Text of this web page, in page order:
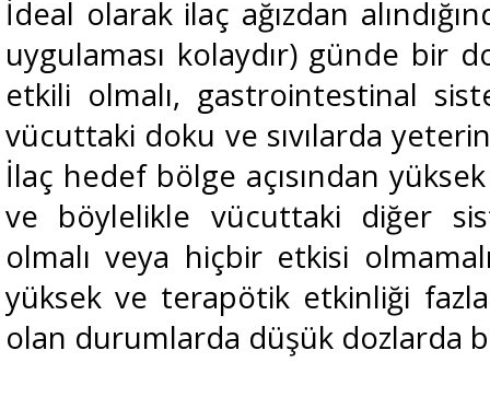
İdeal olarak ilaç ağızdan
uygulaması kolaydır) günde bir
etkili olmalı, gastrointestinal
vücuttaki doku ve sıvılarda
İlaç hedef bölge açısından
ve böylelikle vücuttaki diğer
olmalı veya hiçbir etkisi
yüksek ve terapötik etkinliği
olan durumlarda düşük dozlarda